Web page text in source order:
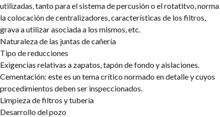
utilizadas, tanto para el sistema de percusión o el rotatitvo, norma
la colocación de centralizadores, características de los filtros,
grava a utilizar asociada a los mismos, etc.
Naturaleza de las juntas de cañería
Tipo de reducciones
Exigencias relativas a zapatos, tapón de fondo y aislaciones.
Cementación: este es un tema crítico normado en detalle y cuyos
procedimientos deben ser inspeccionados.
Limpieza de filtros y tubería
Desarrollo del pozo